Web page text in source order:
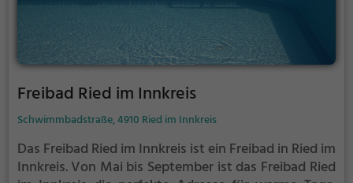
Freibad Ried im Innkreis
Schwimmbadstraße, 4910 Ried im Innkreis
Das Freibad Ried im Innkreis ist ein Freibad in Ried im
Innkreis.Von Mai bis September ist das Freibad Ried